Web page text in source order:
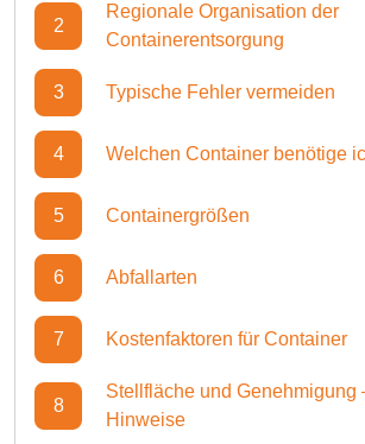
2
Regionale Organisation der
Containerentsorgung
3 Typische Fehler vermeiden
4 Welchen Container benötige
5 Containergrößen
6 Abfallarten
7 Kostenfaktoren für Container
8
Stellfläche und Genehmigung
Hinweise